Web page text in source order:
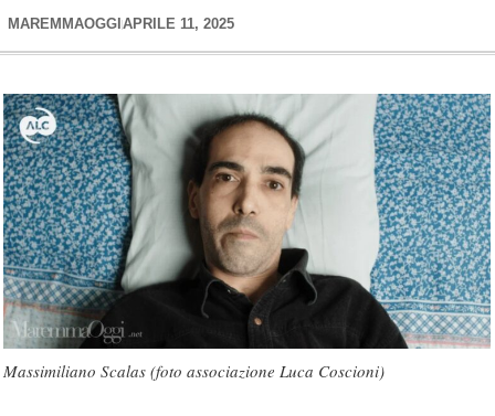
MAREMMAOGGI APRILE 11, 2025
Massimiliano Scalas (foto associazione Luca Coscioni)